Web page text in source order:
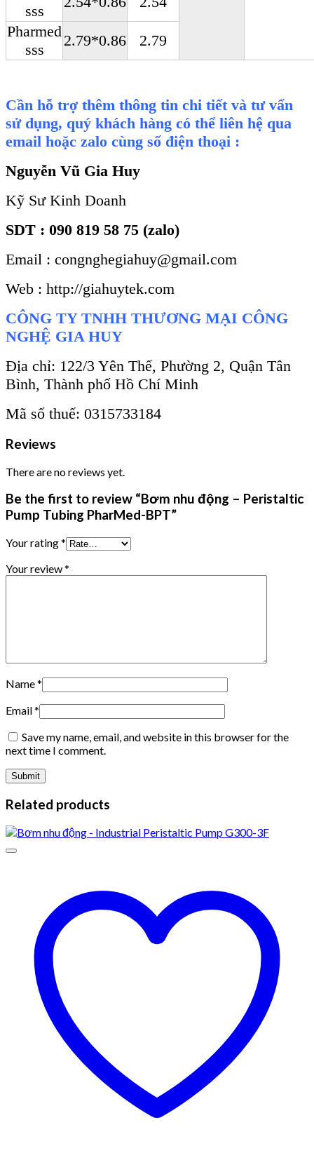
sss
Pharmed
sss
2.79*0.86 2.79
Cần hỗ trợ thêm thông tin chi tiết và tư vấn
sử dụng, quý khách hàng có thể liên hệ qua
email hoặc zalo cùng số điện thoại :
Nguyễn Vũ Gia Huy
Kỹ Sư Kinh Doanh
SDT : 090 819 58 75 (zalo)
Email : congnghegiahuy@gmail.com
Web : http://giahuytek.com
CÔNG TY TNHH THƯƠNG MẠI CÔNG
NGHỆ GIA HUY
Địa chỉ: 122/3 Yên Thế, Phường 2, Quận Tân
Bình, Thành phố Hồ Chí Minh
Mã số thuế: 0315733184
Reviews
There are no reviews yet.
Be the first to review “Bơm nhu động – Peristaltic
Pump Tubing PharMed-BPT”
Your rating*
Your review*
Name*
Email*
Save my name, email, and website in this browser for the
next time I comment.
Related products